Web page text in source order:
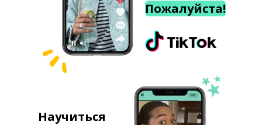
Пожалуйста!
Научиться